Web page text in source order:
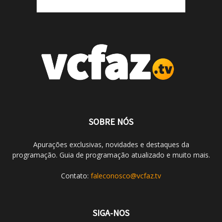
SOBRE NÓS
Apurações exclusivas, novidades e destaques da
programação. Guia de programação atualizado e muito mais.
Contato: faleconosco@vcfaz.tv
SIGA-NOS